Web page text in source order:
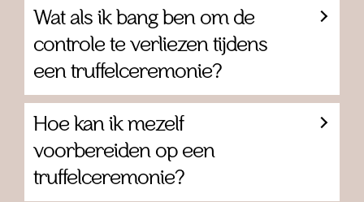
Wat als ik bang ben om de
controle te verliezen tijdens
een truffelceremonie?
Hoe kan ik mezelf
voorbereiden op een
truffelceremonie?